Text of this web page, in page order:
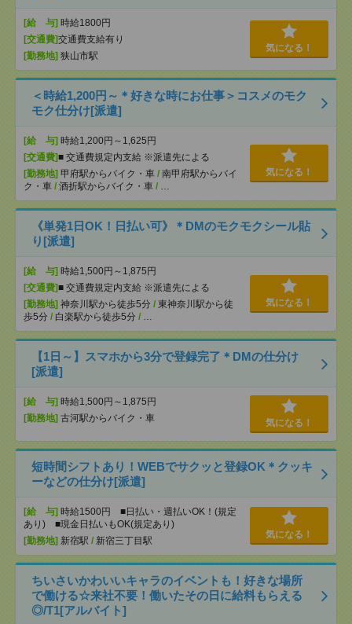
[給 与] 時給1800円
[交通費]交通費支給有り
[勤務地] 狭山市駅
気になる！
＜時給1,200円～＊好きな時にお仕事＞コスメのモク
モク仕分け[派遣]
[給 与] 時給1,200円～1,625円
[交通費]■ 交通費規定内支給 ※派遣先による
[勤務地] 甲府駅からバイク・車 / 南甲府駅からバイ
ク・車 / 酒折駅からバイク・車 / …
気になる！
《単発1日OK！日払い可》＊DMのモクモクシール貼
り[派遣]
[給 与] 時給1,500円～1,875円
[交通費]■ 交通費規定内支給 ※派遣先による
[勤務地] 神奈川駅から徒歩5分 / 東神奈川駅から徒
歩5分 / 白楽駅から徒歩5分 / …
気になる！
【1日～】スマホから3分で登録完了＊DMの仕分け
[派遣]
[給 与] 時給1,500円～1,875円
[勤務地] 古河駅からバイク・車 気になる！
短時間シフトあり！WEBでサクッと登録OK＊クッキ
ーなどの仕分け[派遣]
[給 与] 時給1500円 ■日払い・週払いOK！(規定
あり) ■現金日払いもOK(規定あり)
[勤務地] 新宿駅 / 新宿三丁目駅
気になる！
ちいさいかわいいキャラのイベントも！好きな場所
で働ける☆来社不要！働いたその日に給料もらえる
◎/T1[アルバイト]